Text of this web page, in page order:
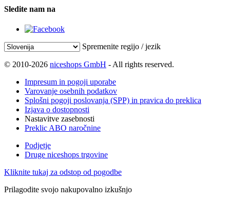
Sledite nam na
Spremenite regijo / jezik
© 2010-2026 niceshops GmbH - All rights reserved.
Impresum in pogoji uporabe
Varovanje osebnih podatkov
Splošni pogoji poslovanja (SPP) in pravica do preklica
Izjava o dostopnosti
Nastavitve zasebnosti
Preklic ABO naročnine
Podjetje
Druge niceshops trgovine
Kliknite tukaj za odstop od pogodbe
Prilagodite svojo nakupovalno izkušnjo